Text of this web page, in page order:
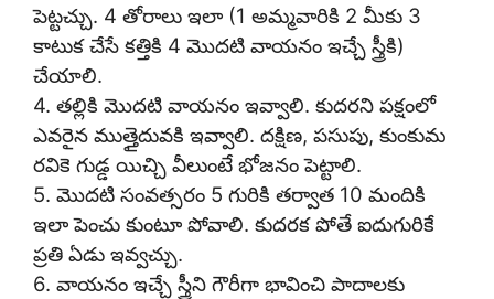
పెట్టచ్చు. 4 తోరాలు ఇలా (1 అమ్మవారికి 2 మీకు 3
కాటుక చేసే కత్తికి 4 మొదటి వాయనం ఇచ్చే స్త్రీకి)
చేయాలి.
4. తల్లికి మొదటి వాయనం ఇవ్వాలి. కుదరని పక్షంలో
ఎవరైన ముత్తైదువకి ఇవ్వాలి. దక్షిణ, పసుపు, కుంకుమ
రవికె గుడ్డ యిచ్చి వీలుంటే భోజనం పెట్టాలి.
5. మొదటి సంవత్సరం 5 గురికి తర్వాత 10 మందికి
ఇలా పెంచు కుంటూ పోవాలి. కుదరక పోతే ఐదుగురికే
ప్రతి ఏడు ఇవ్వచ్చు.
6. వాయనం ఇచ్చే స్త్రీని గౌరీగా భావించి పాదాలకు